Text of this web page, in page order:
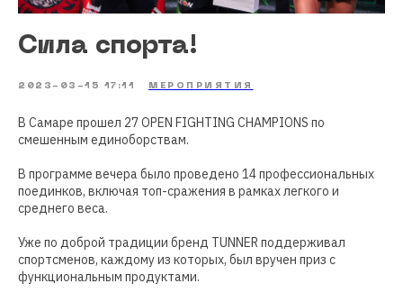
Сила спорта!
2023-03-15 17:11 МЕРОПРИЯТИЯ
В Самаре прошел 27 OPEN FIGHTING CHAMPIONS по
смешенным единоборствам.
В программе вечера было проведено 14 профессиональных
поединков, включая топ-сражения в рамках легкого и
среднего веса.
Уже по доброй традиции бренд TUNNER поддерживал
спортсменов, каждому из которых, был вручен приз с
функциональным продуктами.